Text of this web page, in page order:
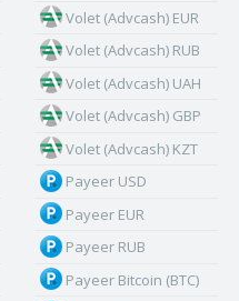
Volet (Advcash) EUR
Volet (Advcash) RUB
Volet (Advcash) UAH
Volet (Advcash) GBP
Volet (Advcash) KZT
Payeer USD
Payeer EUR
Payeer RUB
Payeer Bitcoin (BTC)